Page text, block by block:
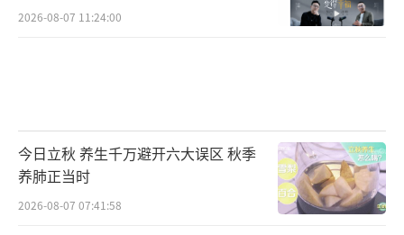
2026-08-07 11:24:00
今日立秋 养生千万避开六大误区 秋季
养肺正当时
2026-08-07 07:41:58